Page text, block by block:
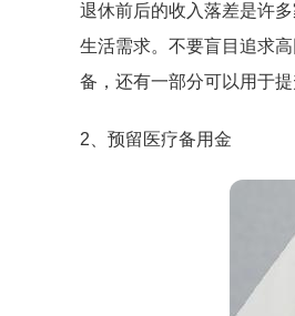
退休前后的收入落差是许
生活需求。不要盲目追求
备，还有一部分可以用于
2、预留医疗备用金